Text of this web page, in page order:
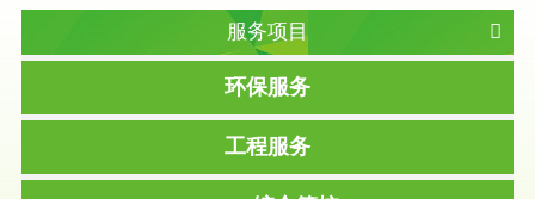
服务项目
环保服务
工程服务